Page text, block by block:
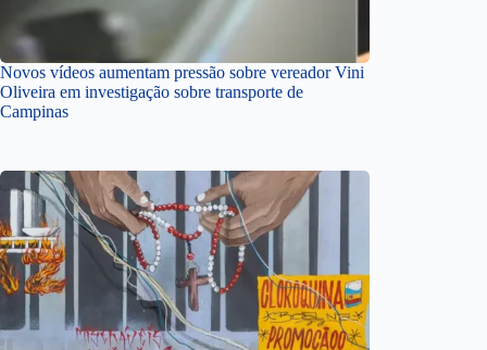
Novos vídeos aumentam pressão sobre vereador Vini
Oliveira em investigação sobre transporte de
Campinas